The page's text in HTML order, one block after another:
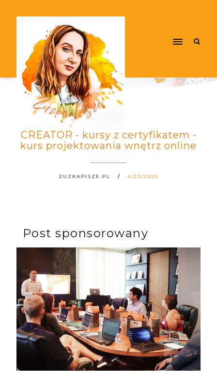
CREATOR - kursy z certyfikatem -
kurs projektowania wnętrz online
ZUZKAPISZE.PL 4/23/2025
Post sponsorowany